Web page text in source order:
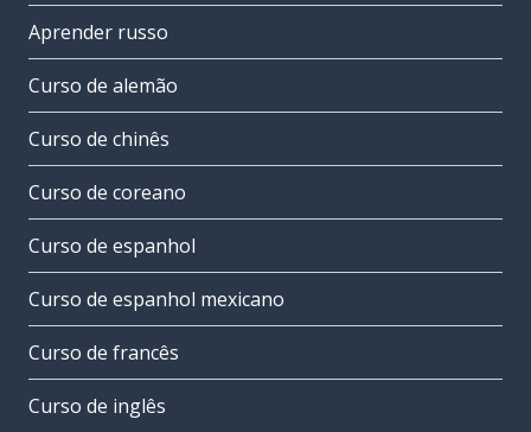
Aprender russo
Curso de alemão
Curso de chinês
Curso de coreano
Curso de espanhol
Curso de espanhol mexicano
Curso de francês
Curso de inglês